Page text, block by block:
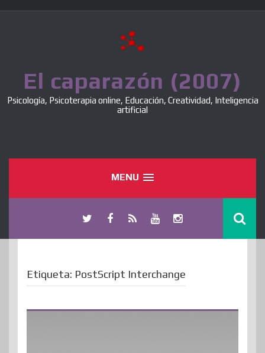
El caparazón (2007)
Psicología, Psicoterapia online, Educación, Creatividad, Inteligencia
artificial
MENU
Etiqueta: PostScript Interchange